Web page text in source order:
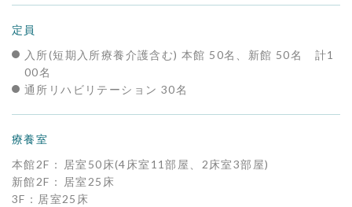
定員
入所(短期入所療養介護含む) 本館 50名、 新館 50名 計1
00名
通所リハビリテーション 30名
療養室
本館2F：
居室50床(4床室11部屋、2床室3部屋)
新館2F：
居室25床
3F： 居室25床